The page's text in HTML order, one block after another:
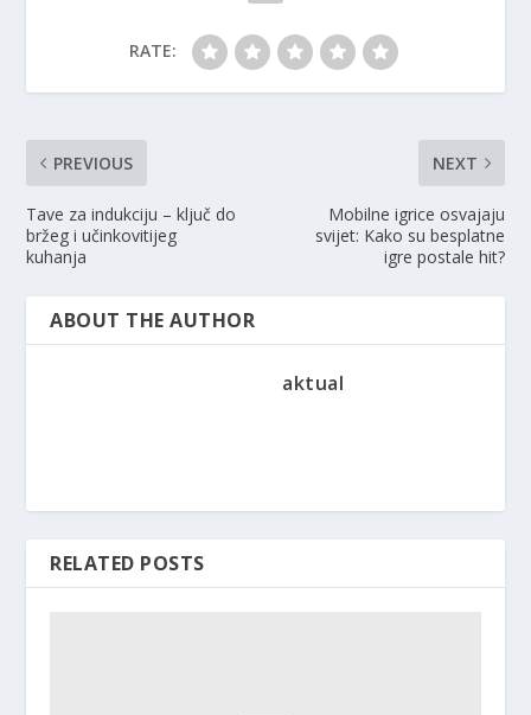
RATE:
PREVIOUS
Tave za indukciju – ključ do
bržeg i učinkovitijeg
kuhanja
NEXT
Mobilne igrice osvajaju
svijet: Kako su besplatne
igre postale hit?
ABOUT THE AUTHOR
aktual
RELATED POSTS